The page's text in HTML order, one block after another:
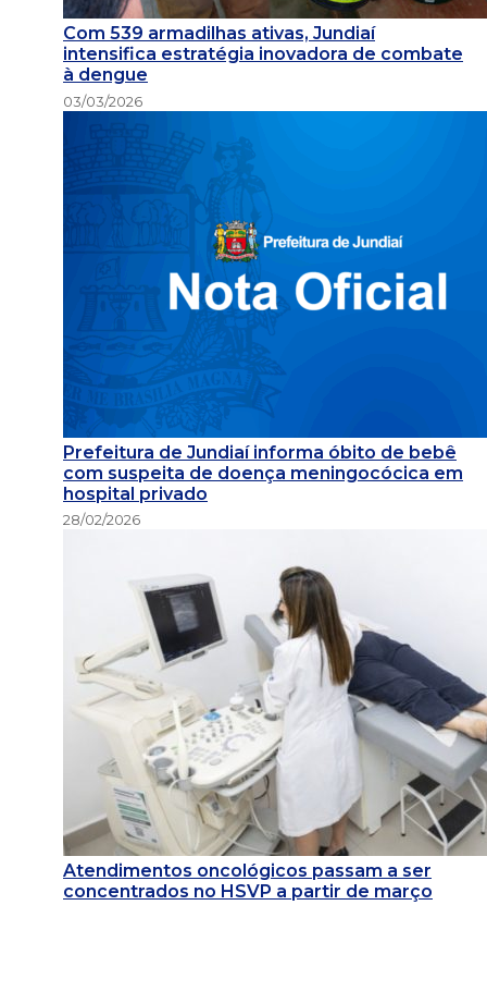
Com 539 armadilhas ativas, Jundiaí
intensifica estratégia inovadora de combate
à dengue
03/03/2026
Prefeitura de Jundiaí informa óbito de bebê
com suspeita de doença meningocócica em
hospital privado
28/02/2026
Atendimentos oncológicos passam a ser
concentrados no HSVP a partir de março